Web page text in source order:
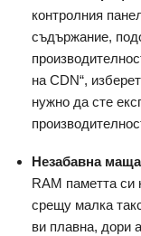
контролния
съдържание,
на CDN“,
нужно да сте
Незабавна
RAM паметта си
срещу малка
ви плавна, дори